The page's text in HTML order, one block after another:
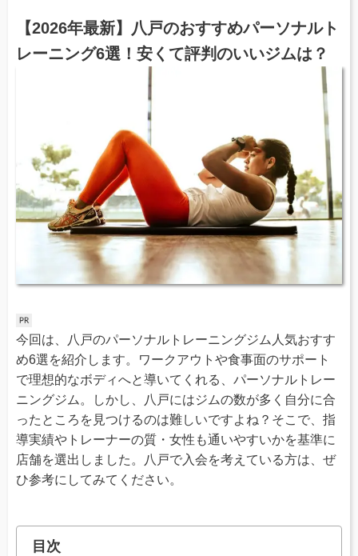
【2026年最新】八戸のおすすめパーソナルト
レーニング6選！安くて評判のいいジムは？
今回は、八戸のパーソナルトレーニングジム人気おすす
め6選を紹介します。ワークアウトや食事面のサポート
で理想的なボディへと導いてくれる、パーソナルトレー
ニングジム。しかし、八戸にはジムの数が多く自分に合
ったところを見つけるのは難しいですよね？そこで、指
導実績やトレーナーの質・女性も通いやすいかを基準に
店舗を選出しました。八戸で入会を考えている方は、ぜ
ひ参考にしてみてください。
目次